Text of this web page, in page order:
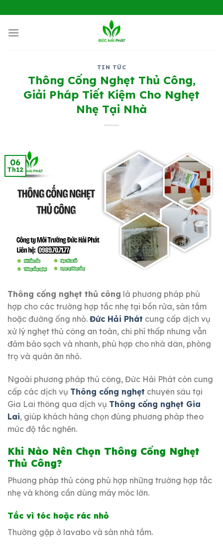
đến
nội
TIN TỨC
Thông Cống Nghẹt Thủ Công,
Giải Pháp Tiết Kiệm Cho Nghẹt
Nhẹ Tại Nhà
06
Th12
Thông cống nghẹt thủ công là phương pháp phù
hợp cho các trường hợp tắc nhẹ tại bồn rửa, sàn tắm
hoặc đường ống nhỏ. Đức Hải Phát cung cấp dịch vụ
xử lý nghẹt thủ công an toàn, chi phí thấp nhưng vẫn
đảm bảo sạch và nhanh, phù hợp cho nhà dân, phòng
trọ và quán ăn nhỏ.
Ngoài phương pháp thủ công, Đức Hải Phát còn cung
cấp các dịch vụ Thông cống nghẹt chuyên sâu tại
Gia Lai thông qua dịch vụ Thông cống nghẹt Gia
Lai, giúp khách hàng chọn đúng phương pháp theo
mức độ tắc nghẽn.
Khi Nào Nên Chọn Thông Cống Nghẹt
Thủ Công?
Phương pháp thủ công phù hợp những trường hợp tắc
nhẹ và không cần dùng máy móc lớn.
Tắc vì tóc hoặc rác nhỏ
Thường gặp ở lavabo và sàn nhà tắm.